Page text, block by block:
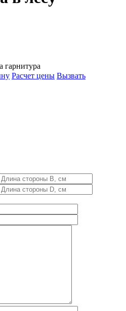
гарнитура
Расчет цены Вызвать